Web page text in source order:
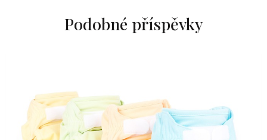
Podobné příspěvky